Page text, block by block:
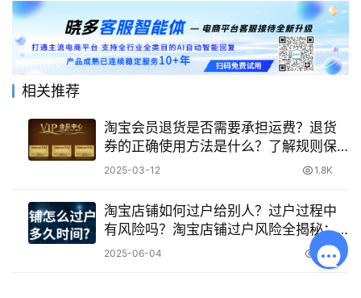
相关推荐
淘宝会员退货是否需要承担运费？退货
券的正确使用方法是什么？了解规则保
障权益！
2025-03-12 1.8K
淘宝店铺如何过户给别人？过户过程中
有风险吗？淘宝店铺过户风险全揭秘：
从企业变更到协议签署，法律文件＋平
2025-06-04 921